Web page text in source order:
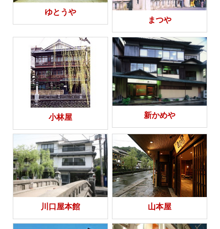
ゆとうや
まつや
小林屋 新かめや
川口屋本館 山本屋